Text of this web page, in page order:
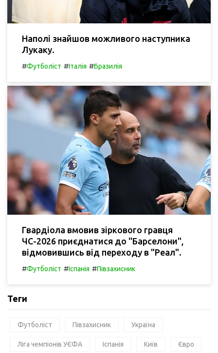
Наполі знайшов можливого наступника
Лукаку.
#Футболіст #Італія #Бразилія
Гвардіола вмовив зіркового гравця
ЧС-2026 приєднатися до "Барселони",
відмовившись від переходу в "Реал".
#Футболіст #Іспанія #Півзахисник
Теги
Футболіст Півзахисник Україна
Ліга чемпіонів УЄФА Іспанія Київ Євро